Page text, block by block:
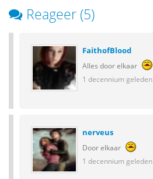
Reageer (5)
FaithofBlood
Alles door elkaar
1 decennium geleden
nerveus
Door elkaar
1 decennium geleden